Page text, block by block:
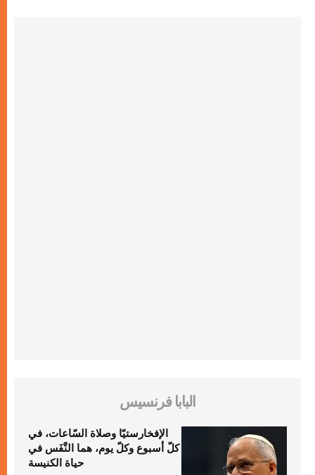
البابا فرنسيس
الإفخارستيّا وصلاة السّاعات، في
كلّ أسبوع وكلّ يوم، هما النَّفَس في
حياة الكنيسة